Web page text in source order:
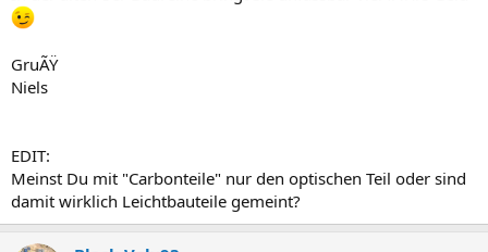
GruÃŸ
Niels
EDIT:
Meinst Du mit "Carbonteile" nur den optischen Teil oder sind
damit wirklich Leichtbauteile gemeint?